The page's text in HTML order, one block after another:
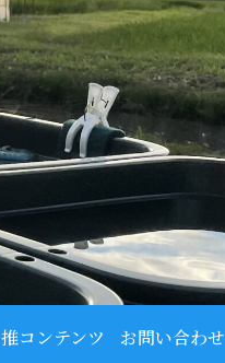
推コンテンツ お問い合わせ